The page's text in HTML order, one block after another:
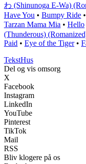
わ (Shinunoga E-Wa)
Have You • Bumpy Ride •
Tarzan Mama Mia • Hello
(Thunderous)
Paid • Eye of the Tiger•
TekstHus
Del og vis omsorg
X
Facebook
Instagram
LinkedIn
YouTube
Pinterest
TikTok
Mail
RSS
Bliv klogere på os